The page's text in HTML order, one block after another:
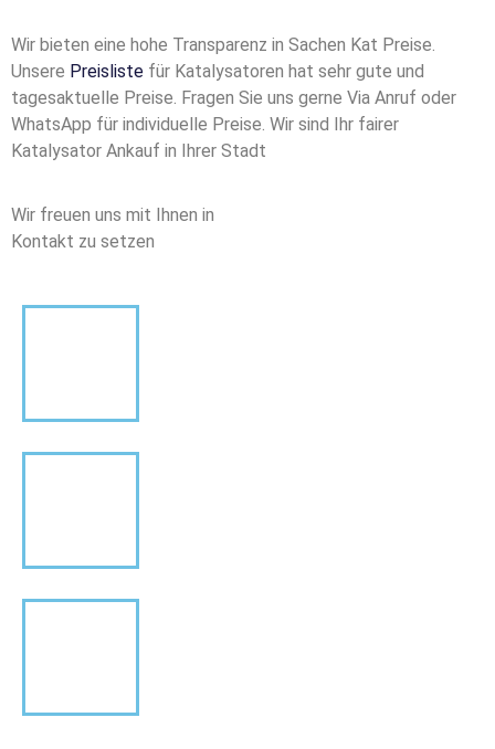
Wir bieten eine hohe Transparenz in Sachen Kat Preise.
Unsere Preisliste für Katalysatoren hat sehr gute und
tagesaktuelle Preise. Fragen Sie uns gerne Via Anruf oder
WhatsApp für individuelle Preise. Wir sind Ihr fairer
Katalysator Ankauf in Ihrer Stadt
Wir freuen uns mit Ihnen in
Kontakt zu setzen